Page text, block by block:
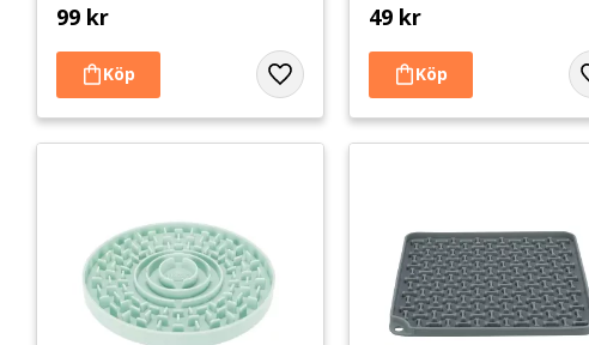
99 kr
Lägg till i favoriter
49kr